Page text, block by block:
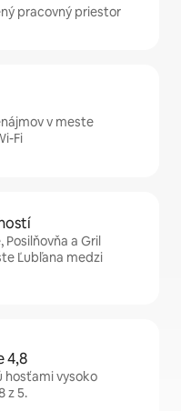
pracovný priestor
v meste
Fi
a Gril
Ľubľana medzi
4,8
hosťami vysoko
z 5.